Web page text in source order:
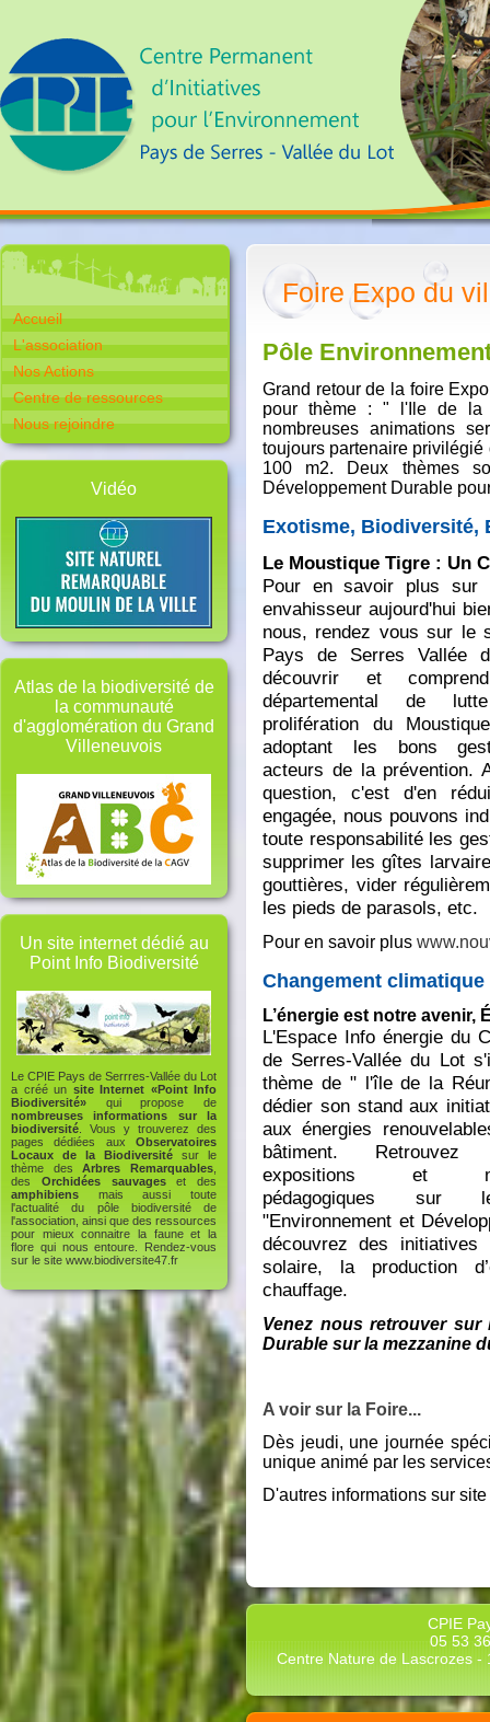
Accueil
L'association
Nos Actions
Centre de ressources
Nous rejoindre
Vidéo
Atlas de la biodiversité de
la communauté
d'agglomération du Grand
Villeneuvois
Un site internet dédié au
Point Info Biodiversité
Le CPIE Pays de Serrres-Vallée du Lot
a créé un site Internet «Point Info
Biodiversité» qui propose de
nombreuses informations sur la
biodiversité . Vous y trouverez des
pages dédiées aux Observatoires
Locaux de la Biodiversité sur le
thème desArbres Remarquables
des Orchidées sauvageset des
amphibiens mais aussi toute
l'actualité du pôle biodiversité de
l'association, ainsi que des ressources
pour mieux connaitre la faune et la
flore qui nous entoure. Rendez-vous
sur le site www.biodiversite47.fr
Foire Expo du
Pôle
Grand retour de la foire
pour thème : " l'Ile de la
nombreuses animations
toujours partenaire
100 m2. Deux thèmes
Développement Durable
Exotisme, Biodiversité,
Le Moustique Tigre : Un
Pour en savoir plus
envahisseur aujourd'hui
nous, rendez vous sur le
Pays de Serres Vallée
découvrir et
départemental de
prolifération du
adoptant les bons
acteurs de la prévention.
question, c'est d'en
engagée, nous pouvons
toute responsabilité les
supprimer les gîtes
gouttières, vider
les pieds de parasols, etc.
Pour en savoir plus
Changement climatique
L’énergie est notre avenir,
L'Espace Info énergie du
de Serres-Vallée du Lot
thème de " l'île de la
dédier son stand aux
aux énergies
bâtiment. Retrouvez
expositions et
pédagogiques sur
"Environnement et
découvrez des initiatives
solaire, la production
chauffage.
Venez nous retrouver sur
Durable sur la mezzanine
A voir sur la Foire...
Dès jeudi, une journée
unique animé par les
D'autres informations sur
CPIE
05 53
Centre Nature de Lascrozes -